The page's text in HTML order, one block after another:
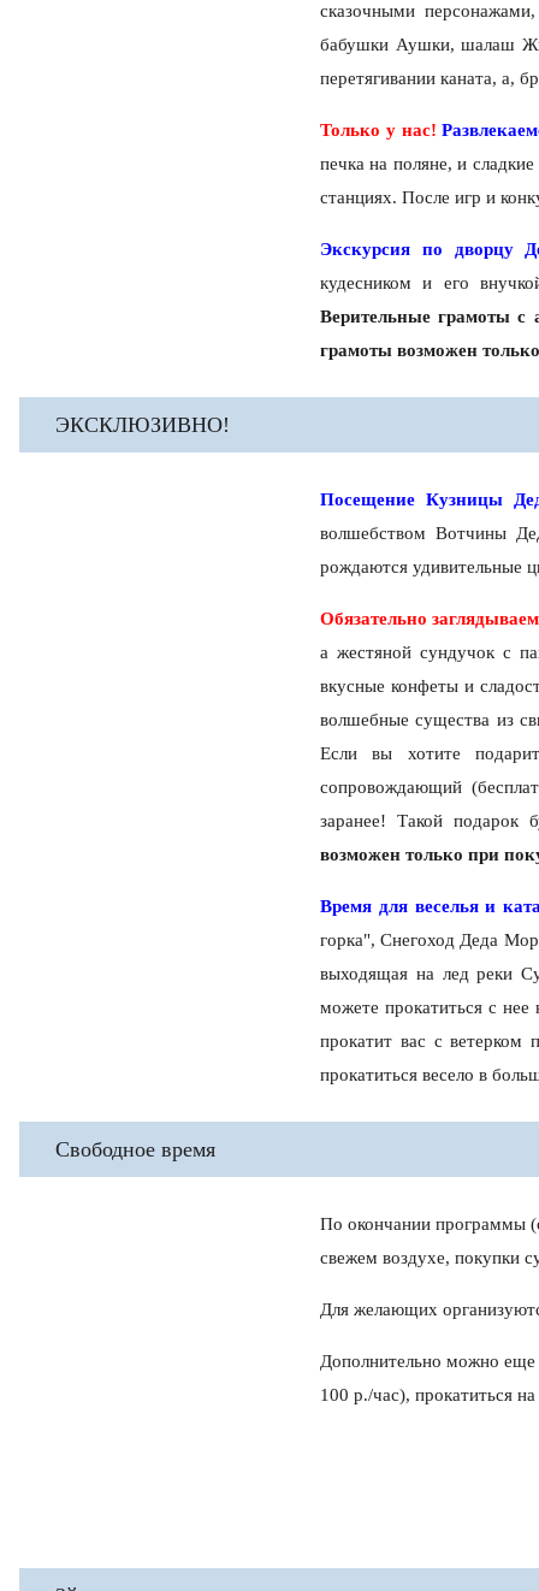
сказочными
бабушки Аушки, шалаш
перетягивании каната, а,
Только у нас!
печка на поляне, и
станциях. После игр и
Экскурсия по дворцу
кудесником и его
Верительные грамоты с
грамоты возможен
ЭКСКЛЮЗИВНО!
Посещение Кузницы
волшебством Вотчины
рождаются удивительные
Обязательно
а жестяной сундучок с
вкусные конфеты и
волшебные существа из
Если вы хотите
сопровождающий
заранее! Такой подарок
возможен только при
Время для веселья и
горка", Снегоход Деда
выходящая на лед реки
можете прокатиться с
прокатит вас с
прокатиться весело в
Свободное время
По окончании программы
свежем воздухе, покупки
Для желающих
Дополнительно можно еще
100 р./час), прокатиться